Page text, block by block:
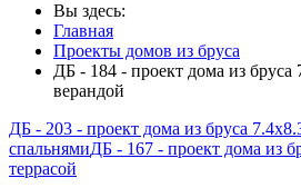
Вы здесь:
Главная
Проекты домов из бруса
ДБ - 184 - проект дома из бруса
верандой
ДБ - 203 - проект дома из бруса
спальнямиДБ - 167 - проект дома из
террасой